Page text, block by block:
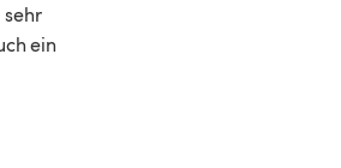
ein